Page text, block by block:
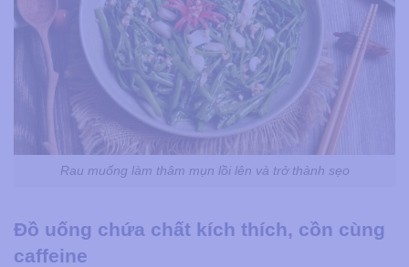
Rau muống làm thâm mụn lồi lên và trở thành sẹo
Đồ uống chứa chất kích thích, cồn cùng
caffeine